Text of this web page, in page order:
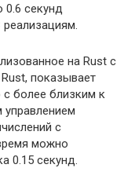
0.6 секунд
на Rust с
показывает
с более близким к
с
можно
0.15 секунд.